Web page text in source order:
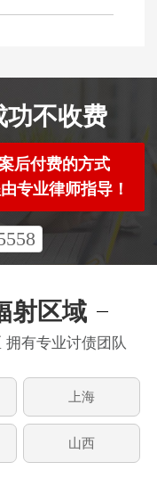
功不收费
后付费的方式
专业律师指导！
射区域
有专业讨债团队
上海
山西